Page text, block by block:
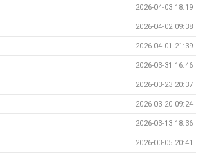
2026-04-03 18:19
2026-04-02 09:38
2026-04-01 21:39
2026-03-31 16:46
2026-03-23 20:37
2026-03-20 09:24
2026-03-13 18:36
2026-03-05 20:41